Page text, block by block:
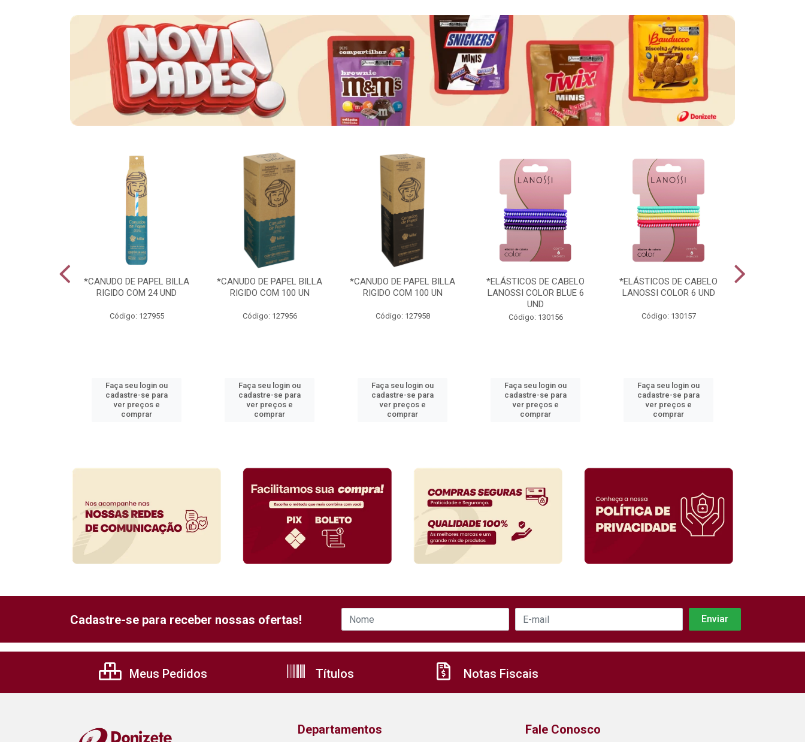
*CANUDO DE PAPEL BILLA
RIGIDO COM 24 UND
Código: 127955
Faça seu login ou
cadastre-se para
ver preços e
comprar
*CANUDO DE PAPEL BILLA
RIGIDO COM 100 UN
Código: 127956
Faça seu login ou
cadastre-se para
ver preços e
comprar
*CANUDO DE PAPEL BILLA
RIGIDO COM 100 UN
Código: 127958
Faça seu login ou
cadastre-se para
ver preços e
comprar
*ELÁSTICOS DE CABELO
LANOSSI COLOR BLUE 6
UND
Código: 130156
Faça seu login ou
cadastre-se para
ver preços e
comprar
*ELÁSTICOS DE CABELO
LANOSSI COLOR 6 UND
Código: 130157
Faça seu login ou
cadastre-se para
ver preços e
comprar
Cadastre-se para receber nossas ofertas!
Meus Pedidos Títulos Notas Fiscais
Departamentos Fale Conosco